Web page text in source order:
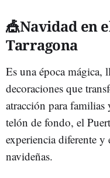
🎪Navidad en
Tarragona
Es una época mágica,
decoraciones que
atracción para
telón de fondo, el
experiencia diferente y
navideñas.